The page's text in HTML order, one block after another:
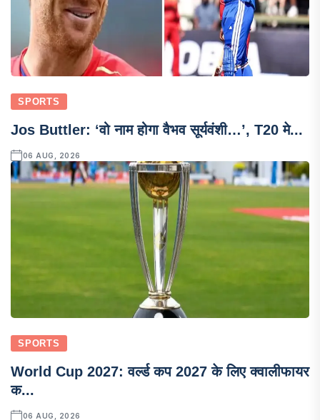
SPORTS
Jos Buttler: ‘वो नाम होगा वैभव सूर्यवंशी…’, T20 मे...
06 AUG, 2026
SPORTS
World Cup 2027: वर्ल्ड कप 2027 के लिए क्वालीफायर
क...
06 AUG, 2026